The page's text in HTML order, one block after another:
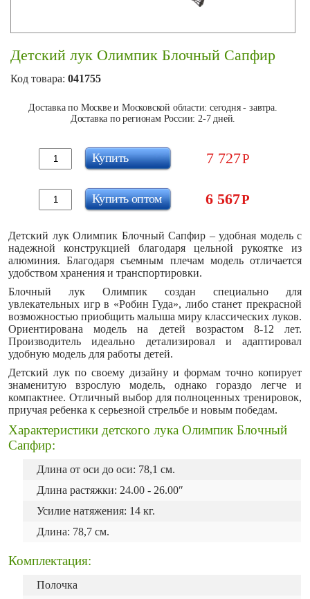
Детский лук Олимпик Блочный Сапфир
Код товара: 041755
Доставка по Москве и Московской области: сегодня - завтра.
Доставка по регионам России: 2-7 дней.
7 727Р
Купить
6 567Р
Купить оптом
Детский лук Олимпик Блочный Сапфир – удобная модель с
надежной конструкцией благодаря цельной рукоятке из
алюминия. Благодаря съемным плечам модель отличается
удобством хранения и транспортировки.
Блочный лук Олимпик создан специально для
увлекательных игр в «Робин Гуда», либо станет прекрасной
возможностью приобщить малыша миру классических луков.
Ориентирована модель на детей возрастом 8-12 лет.
Производитель идеально детализировал и адаптировал
удобную модель для работы детей.
Детский лук по своему дизайну и формам точно копирует
знаменитую взрослую модель, однако гораздо легче и
компактнее. Отличный выбор для полноценных тренировок,
приучая ребенка к серьезной стрельбе и новым победам.
Характеристики детского лука Олимпик Блочный
Сапфир:
Длина от оси до оси: 78,1 см.
Длина растяжки: 24.00 - 26.00″
Усилие натяжения: 14 кг.
Длина: 78,7 см.
Комплектация:
Полочка